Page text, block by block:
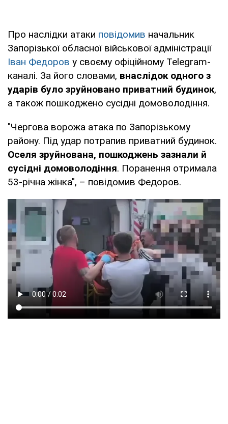
Про наслідки атаки повідомив начальник
Запорізької обласної військової адміністрації
Іван Федоров у своєму офіційному Telegram-
каналі. За його словами, внаслідок одного з
ударів було зруйновано приватний будинок,
а також пошкоджено сусідні домоволодіння.
"Чергова ворожа атака по Запорізькому
району. Під удар потрапив приватний будинок.
Оселя зруйнована, пошкоджень зазнали й
сусідні домоволодіння. Поранення отримала
53-річна жінка", – повідомив Федоров.